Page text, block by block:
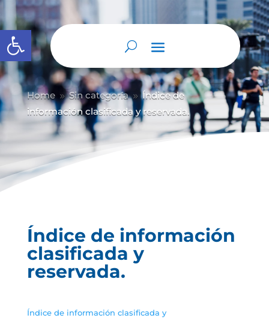
Abrir barra de herramientas
Home 9 Sin categoría 9 Índice de
información clasificada y reservada.
Índice de información
clasificada y
reservada.
Índice de información clasificada y